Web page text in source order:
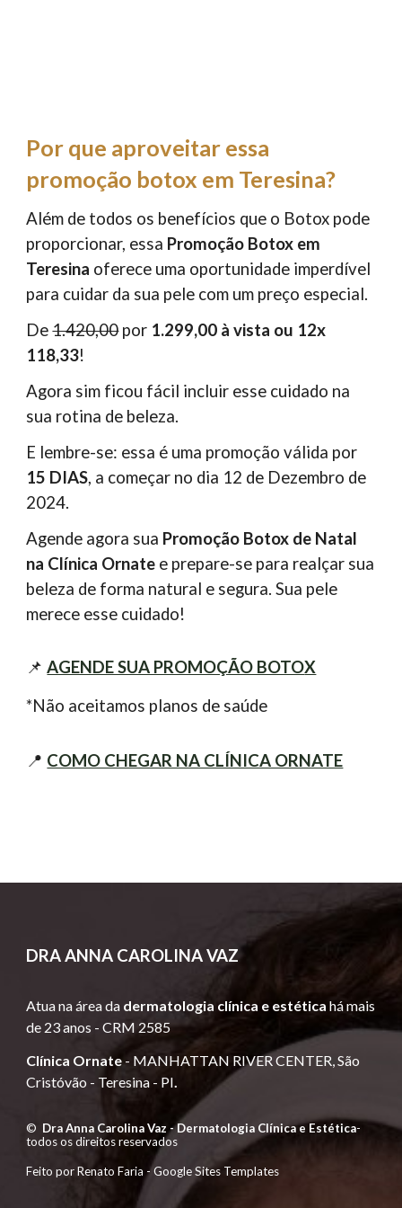
Por que aproveitar essa
promoção botox em Teresina?
Além de todos os benefícios que o Botox pode
proporcionar, essa Promoção Botox em
Teresina oferece uma oportunidade imperdível
para cuidar da sua pele com um preço especial.
De1.420,00por 1.299,00 à vista ou 12x
118,33!
Agora sim ficou fácil incluir esse cuidado na
sua rotina de beleza.
E lembre-se: essa é uma promoção válida por
15 DIAS, a começar no dia 12 de Dezembro de
2024.
Agende agora sua Promoção Botox de Natal
na Clínica Ornate e prepare-se para realçar sua
beleza de forma natural e segura. Sua pele
merece esse cuidado!
📌AGENDE SUA PROMOÇÃO BOTOX
*Não aceitamos planos de saúde
📍 COMO CHEGAR NA CLÍNICA ORNATE
DRAANNA CAROLINA VAZ
Atuana área da dermatologia clínica e estética há mais
de 23 anos -CRM 2585
Clínica Ornate- MANHATTAN RIVER CENTER, São
Cristóvão - Teresina - PI.
© Dra Anna Carolina Vaz - Dermatologia Clínica e Estética-
todos os direitos reservados
Feito por Renato Faria -Google Sites Templates